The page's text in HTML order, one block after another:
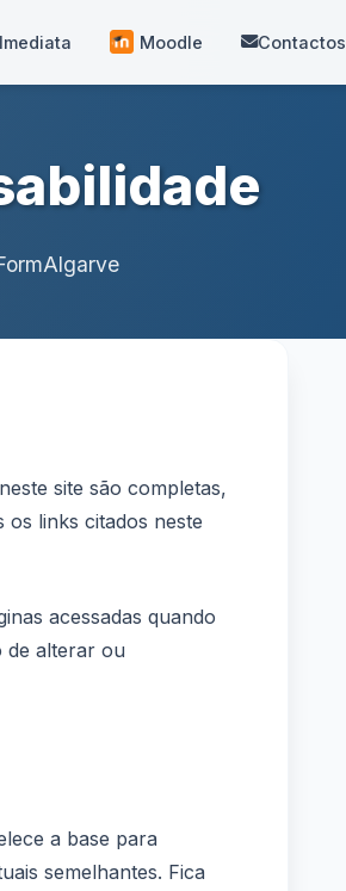
Moodle Contactos
site são completas,
os links citados neste
acessadas quando
de alterar ou
a base para
semelhantes. Fica